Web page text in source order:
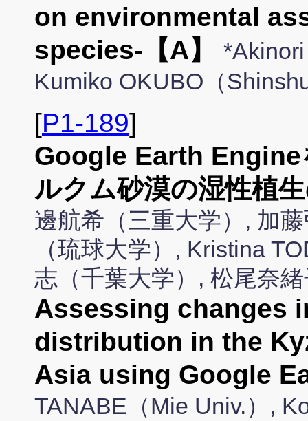
on environmental
species-【A】
Kumiko OKUBO（
[P1-189]
Google Earth Engine
ルクム砂漠の湿性植
邊航希（三重大学）, 加
（琉球大学）, Kristina
志（千葉大学）, 松尾奈
Assessing changes
distribution in the
Asia using Google
TANABE（Mie Univ.）,